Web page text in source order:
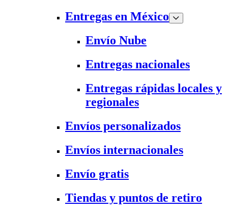
Entregas en México
Envío Nube
Entregas nacionales
Entregas rápidas locales y
regionales
Envíos personalizados
Envíos internacionales
Envío gratis
Tiendas y puntos de retiro